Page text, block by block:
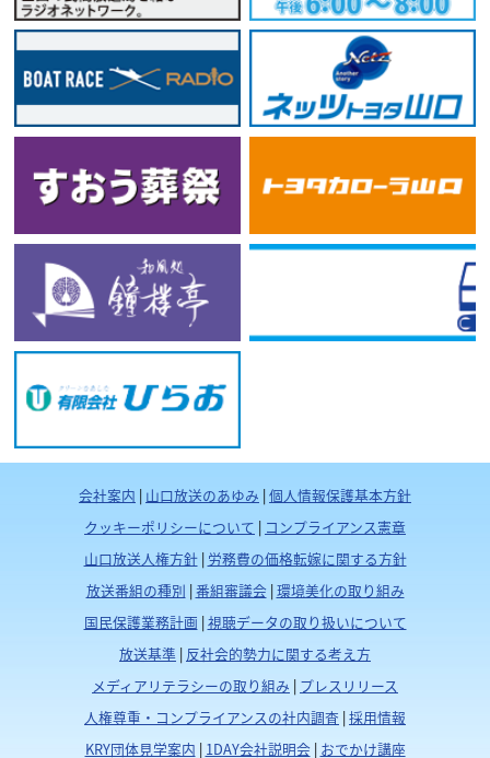
会社案内 | 山口放送のあゆみ |個人情報保護基本方針
クッキーポリシーについて | コンプライアンス憲章
山口放送人権方針| 労務費の価格転嫁に関する方針
放送番組の種別 |番組審議会|環境美化の取り組み
国民保護業務計画 |視聴データの取り扱いについて
放送基準 | 反社会的勢力に関する考え方
メディアリテラシーの取り組み | プレスリリース
人権尊重・コンプライアンスの社内調査 |採用情報
KRY団体見学案内 | 1DAY会社説明会| おでかけ講座